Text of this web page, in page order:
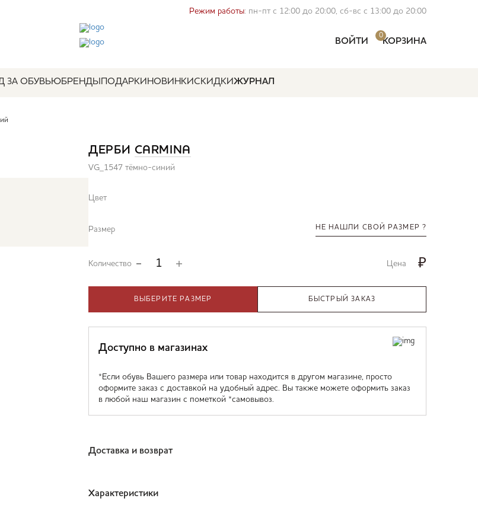
Режим работы: пн-пт с 12:00 до 20:00, сб-вс с 13:00 до 20:00
ВОЙТИ
0
КОРЗИНА
ЗА ОБУВЬЮБРЕНДЫ ПОДАРКИ НОВИНКИСКИДКИЖУРНАЛ
ДЕРБИ CARMINA
VG_1547 тёмно-синий
Цвет
Размер НЕ НАШЛИ СВОЙ РАЗМЕР ?
Количество Цена ₽
ВЫБЕРИТЕ РАЗМЕР БЫСТРЫЙ ЗАКАЗ
Доступно в магазинах
*Если обувь Вашего размера или товар находится в другом магазине, просто
оформите заказ с доставкой на удобный адрес. Вы также можете оформить заказ
в любой наш магазин с пометкой *самовывоз.
Доставка и возврат
Характеристики